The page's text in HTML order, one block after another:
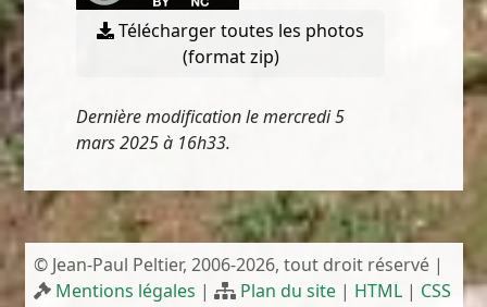
Télécharger toutes les photos
(format zip)
Dernière modification le mercredi 5
mars 2025 à 16h33.
© Jean-Paul Peltier, 2006-2026, tout droit réservé |
Mentions légales | Plan du site| HTML| CSS